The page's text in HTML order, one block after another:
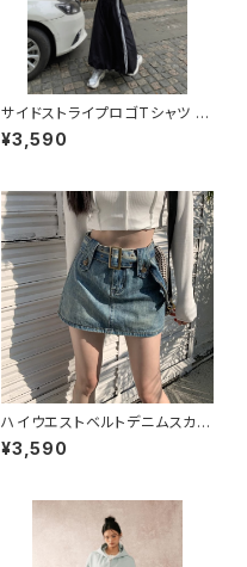
サイドストライプロゴTシャツ 10
13-240806016
¥3,590
ハイウエストベルトデニムスカー
ト 1013-240806011
¥3,590